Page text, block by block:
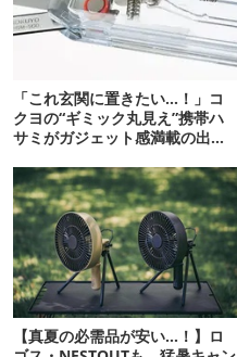
「これ玄関に置きたい…！」コ
クヨの“ギミック丸見え”携帯ハ
サミがガジェット感満載の出来
【真夏の必需品が安い…！】ロ